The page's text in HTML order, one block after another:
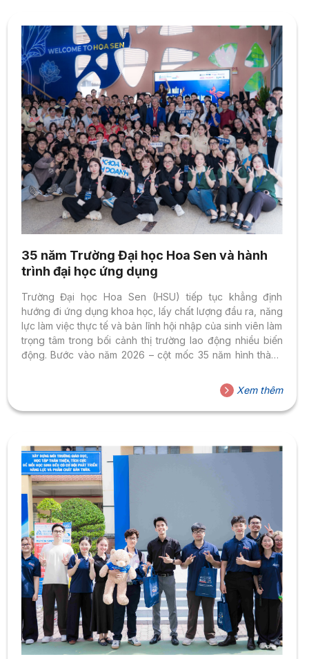
35 năm Trường Đại học Hoa Sen và hành
trình đại học ứng dụng
Trường Đại học Hoa Sen (HSU) tiếp tục khẳng định
hướng đi ứng dụng khoa học, lấy chất lượng đầu ra, năng
lực làm việc thực tế và bản lĩnh hội nhập của sinh viên làm
trọng tâm trong bối cảnh thị trường lao động nhiều biến
động. Bước vào năm 2026 – cột mốc 35 năm hình thành
khẳng định hướng đi đại học ứng dụng, lấy chất lượng
đầu ra, năng lực làm việc thực tế và bản lĩnh hội nhập của
sinh viên làm trọng tâm...
Xem thêm